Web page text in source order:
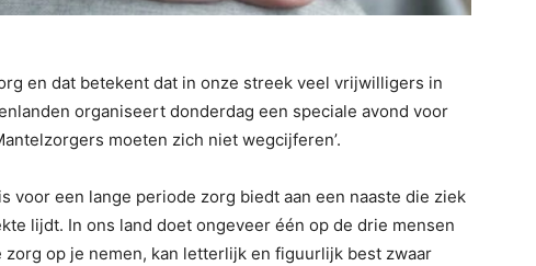
en dat betekent dat in onze streek veel vrijwilligers in
organiseert donderdag een speciale avond voor
moeten zich niet wegcijferen’.
voor een lange periode zorg biedt aan een naaste die ziek
lijdt. In ons land doet ongeveer één op de drie mensen
op je nemen, kan letterlijk en figuurlijk best zwaar